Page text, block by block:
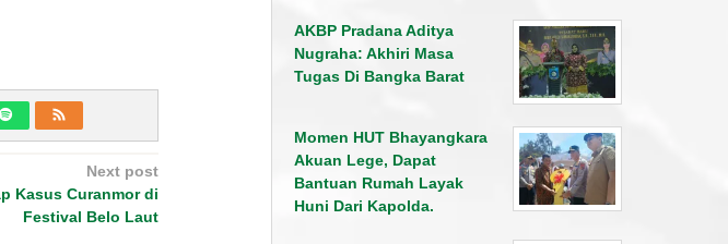
Next post
Kasus Curanmor di
Festival Belo Laut
AKBP Pradana Aditya
Nugraha: Akhiri Masa
Tugas Di Bangka Barat
Momen HUT Bhayangkara
Akuan Lege, Dapat
Bantuan Rumah Layak
Huni Dari Kapolda.